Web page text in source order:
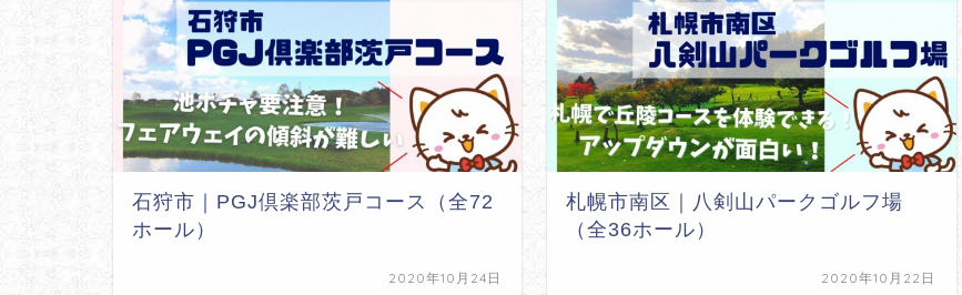
石狩市｜PGJ倶楽部茨戸コース（全72
ホール）
2020年10月24日
札幌市南区｜八剣山パークゴルフ場
（全36ホール）
2020年10月22日